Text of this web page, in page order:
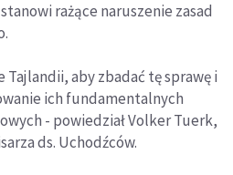
rażące naruszenie zasad
Tajlandii, aby zbadać tę sprawę i
ich fundamentalnych
- powiedział Volker Tuerk,
ds. Uchodźców.